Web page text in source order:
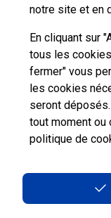
notre site et en
En cliquant sur
tous les
fermer" vous
les cookies
seront
tout moment ou
politique de
Professionnels